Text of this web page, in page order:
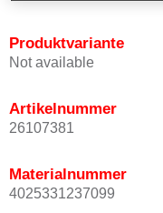
Produktvariante
Not available
Artikelnummer
26107381
Materialnummer
4025331237099